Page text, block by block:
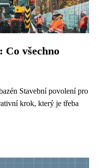
Co všechno
Stavební povolení pro
krok, který je třeba